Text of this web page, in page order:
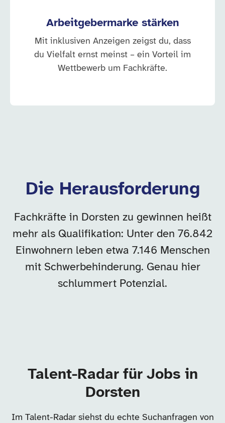
Arbeitgebermarke stärken
Mit inklusiven Anzeigen zeigst du, dass
du Vielfalt ernst meinst – ein Vorteil im
Wettbewerb um Fachkräfte.
Die Herausforderung
Fachkräfte in Dorsten zu gewinnen heißt
mehr als Qualifikation: Unter den 76.842
Einwohnern leben etwa 7.146 Menschen
mit Schwerbehinderung. Genau hier
schlummert Potenzial.
Talent-Radar für Jobs in
Dorsten
Im Talent-Radar siehst du echte Suchanfragen von